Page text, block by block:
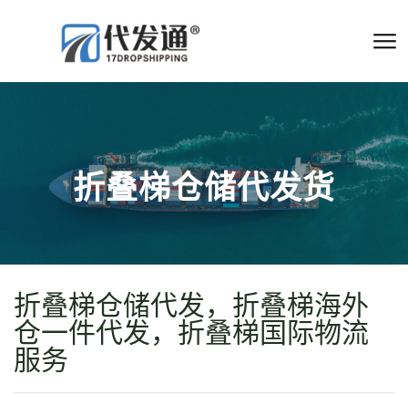
折叠梯仓储代发货
折叠梯仓储代发，折叠梯海外
仓一件代发，折叠梯国际物流
服务